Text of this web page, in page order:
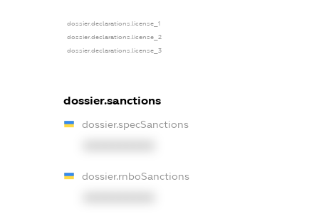
dossier.declarations.license_1
dossier.declarations.license_2
dossier.declarations.license_3
dossier.sanctions
dossier.specSanctions
dossier.rnboSanctions